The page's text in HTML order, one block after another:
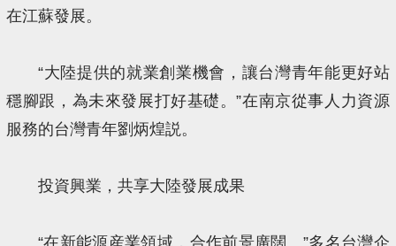
在江蘇發展。
“大陸提供的就業創業機會，讓台灣青年能更好站
穩腳跟，為未來發展打好基礎。”在南京從事人力資源
服務的台灣青年劉炳煌説。
投資興業，共享大陸發展成果
“在新能源産業領域，合作前景廣闊。”多名台灣企